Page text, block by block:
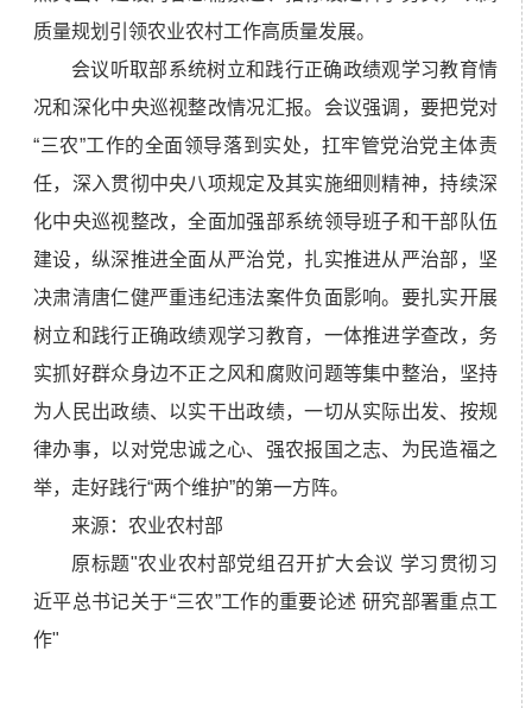
质量规划引领农业农村工作高质量发展。
会议听取部系统树立和践行正确政绩观学习教育情
况和深化中央巡视整改情况汇报。会议强调，要把党对
“三农”工作的全面领导落到实处，扛牢管党治党主体责
任，深入贯彻中央八项规定及其实施细则精神，持续深
化中央巡视整改，全面加强部系统领导班子和干部队伍
建设，纵深推进全面从严治党，扎实推进从严治部，坚
决肃清唐仁健严重违纪违法案件负面影响。要扎实开展
树立和践行正确政绩观学习教育，一体推进学查改，务
实抓好群众身边不正之风和腐败问题等集中整治，坚持
为人民出政绩、以实干出政绩，一切从实际出发、按规
律办事，以对党忠诚之心、强农报国之志、为民造福之
举，走好践行“两个维护”的第一方阵。
来源：农业农村部
原标题"农业农村部党组召开扩大会议 学习贯彻习
近平总书记关于“三农”工作的重要论述 研究部署重点工
作"